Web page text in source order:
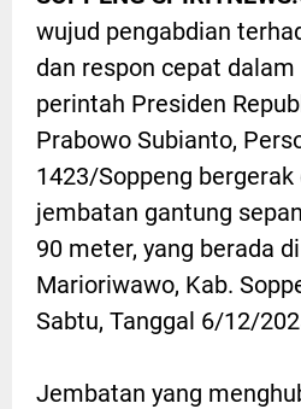
wujud pengabdian
dan respon cepat
perintah Presiden
Prabowo Subianto,
1423/Soppeng
jembatan gantung
90 meter, yang berada
Marioriwawo, Kab.
Sabtu, Tanggal 6/12/
Jembatan yang